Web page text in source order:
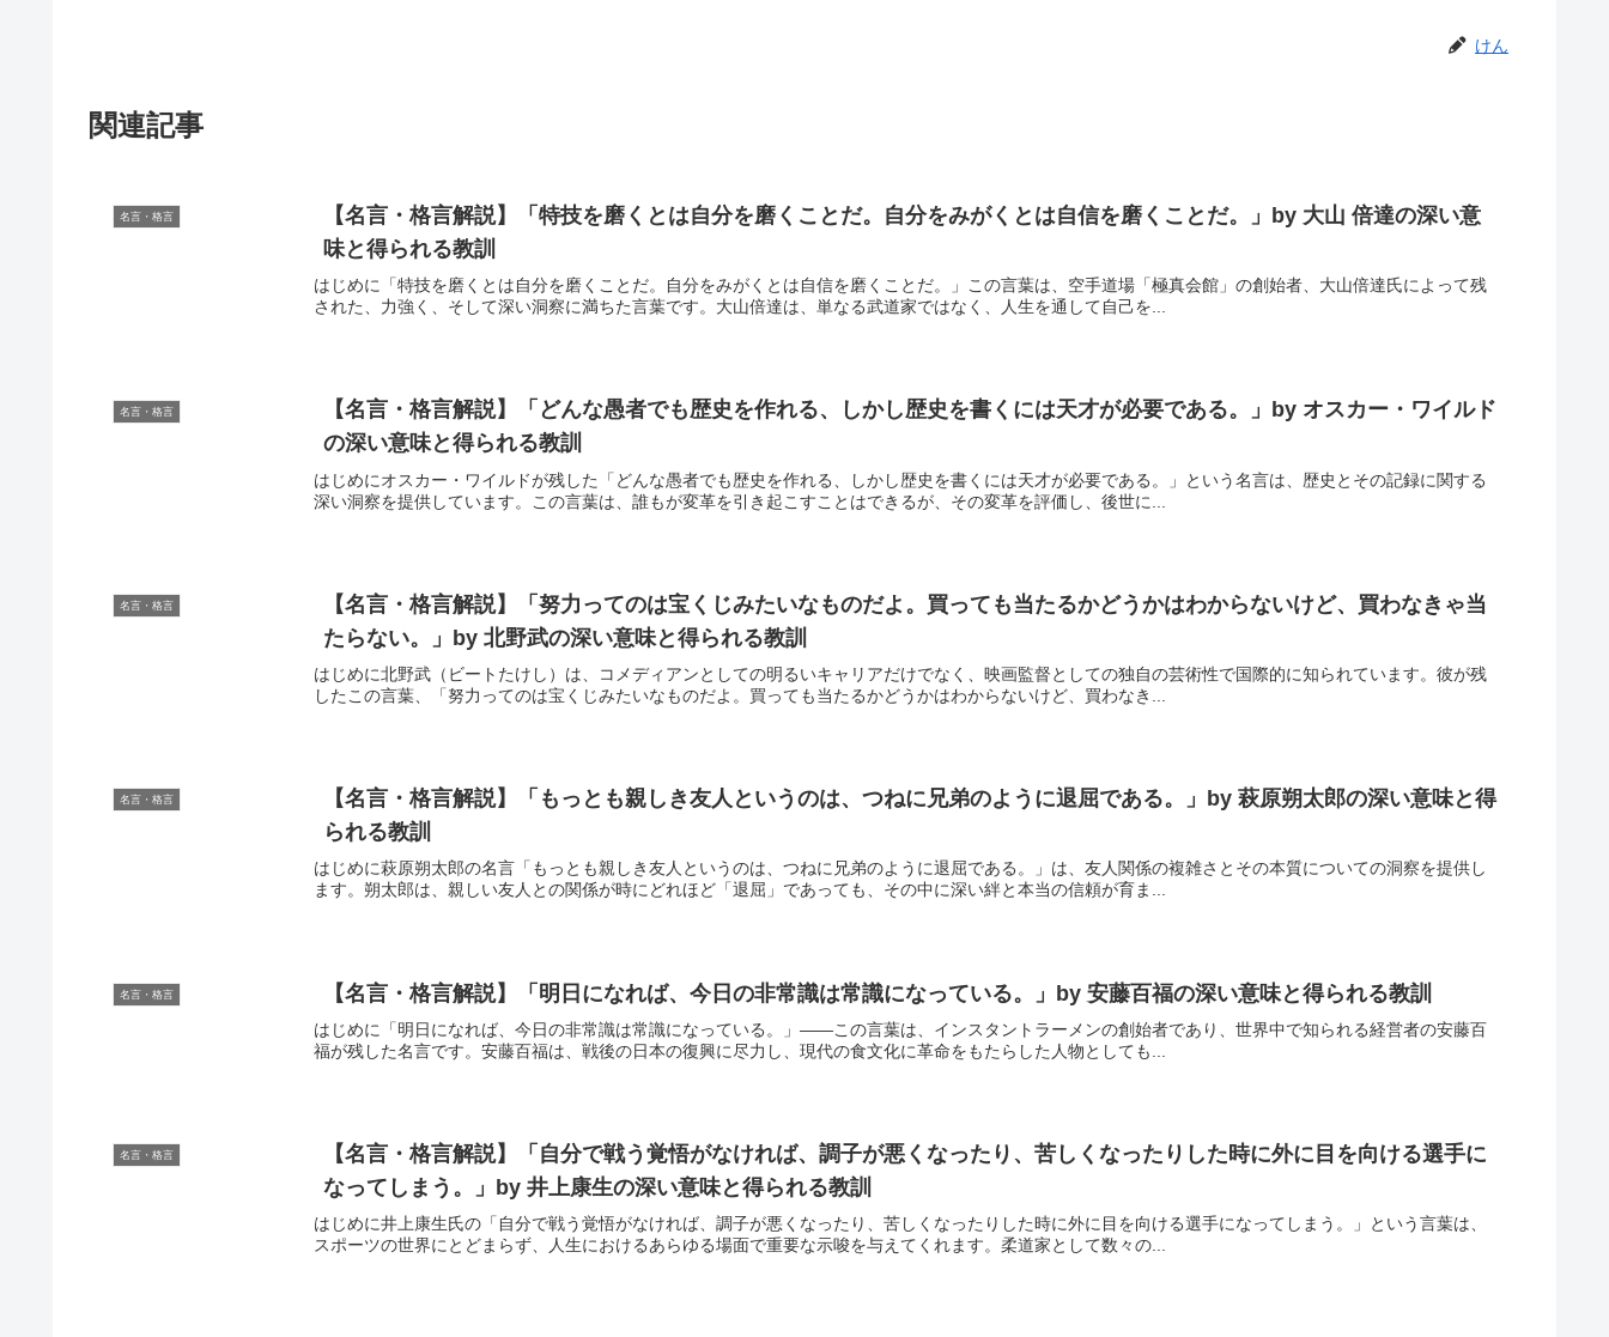
けん
関連記事
名言・格言
【名言・格言解説】「特技を磨くとは自分を磨くことだ。自分をみがくとは自信を磨くことだ。」by 大山 倍達の深い意
味と得られる教訓
はじめに「特技を磨くとは自分を磨くことだ。自分をみがくとは自信を磨くことだ。」この言葉は、空手道場「極真会館」の創始者、大山倍達氏によって残
された、力強く、そして深い洞察に満ちた言葉です。大山倍達は、単なる武道家ではなく、人生を通して自己を...
名言・格言
【名言・格言解説】「どんな愚者でも歴史を作れる、しかし歴史を書くには天才が必要である。」by オスカー・ワイルド
の深い意味と得られる教訓
はじめにオスカー・ワイルドが残した「どんな愚者でも歴史を作れる、しかし歴史を書くには天才が必要である。」という名言は、歴史とその記録に関する
深い洞察を提供しています。この言葉は、誰もが変革を引き起こすことはできるが、その変革を評価し、後世に...
名言・格言
【名言・格言解説】「努力ってのは宝くじみたいなものだよ。買っても当たるかどうかはわからないけど、買わなきゃ当
たらない。」by 北野武の深い意味と得られる教訓
はじめに北野武（ビートたけし）は、コメディアンとしての明るいキャリアだけでなく、映画監督としての独自の芸術性で国際的に知られています。彼が残
したこの言葉、「努力ってのは宝くじみたいなものだよ。買っても当たるかどうかはわからないけど、買わなき...
名言・格言
【名言・格言解説】「もっとも親しき友人というのは、つねに兄弟のように退屈である。」by 萩原朔太郎の深い意味と得
られる教訓
はじめに萩原朔太郎の名言「もっとも親しき友人というのは、つねに兄弟のように退屈である。」は、友人関係の複雑さとその本質についての洞察を提供し
ます。朔太郎は、親しい友人との関係が時にどれほど「退屈」であっても、その中に深い絆と本当の信頼が育ま...
名言・格言 【名言・格言解説】「明日になれば、今日の非常識は常識になっている。」by 安藤百福の深い意味と得られる教訓
はじめに「明日になれば、今日の非常識は常識になっている。」——この言葉は、インスタントラーメンの創始者であり、世界中で知られる経営者の安藤百
福が残した名言です。安藤百福は、戦後の日本の復興に尽力し、現代の食文化に革命をもたらした人物としても...
名言・格言
【名言・格言解説】「自分で戦う覚悟がなければ、調子が悪くなったり、苦しくなったりした時に外に目を向ける選手に
なってしまう。」by 井上康生の深い意味と得られる教訓
はじめに井上康生氏の「自分で戦う覚悟がなければ、調子が悪くなったり、苦しくなったりした時に外に目を向ける選手になってしまう。」という言葉は、
スポーツの世界にとどまらず、人生におけるあらゆる場面で重要な示唆を与えてくれます。柔道家として数々の...